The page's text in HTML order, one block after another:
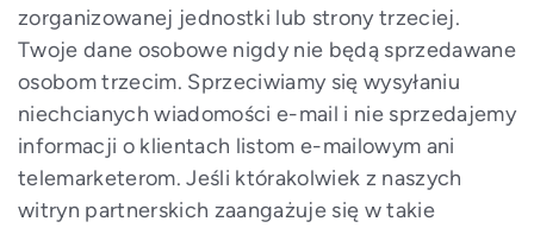
zorganizowanej jednostki lub strony trzeciej.
Twoje dane osobowe nigdy nie będą sprzedawane
osobom trzecim. Sprzeciwiamy się wysyłaniu
niechcianych wiadomości e-mail i nie sprzedajemy
informacji o klientach listom e-mailowym ani
telemarketerom. Jeśli którakolwiek z naszych
witryn partnerskich zaangażuje się w takie